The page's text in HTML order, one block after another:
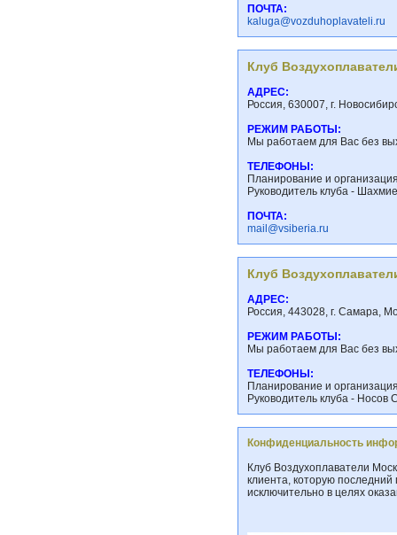
ПОЧТА:
kaluga@vozduhoplavateli.ru
Клуб
АДРЕС:
Россия, 630007, г.
РЕЖИМ РАБОТЫ:
Мы работаем для Вас без
ТЕЛЕФОНЫ:
Планирование и
Руководитель клуба -
ПОЧТА:
mail@vsiberia.ru
Клуб
АДРЕС:
Россия, 443028, г. Самара,
РЕЖИМ РАБОТЫ:
Мы работаем для Вас без
ТЕЛЕФОНЫ:
Планирование и
Руководитель клуба - Носов
Конфиденциальность
Клуб Воздухоплаватели
клиента, которую
исключительно в целях